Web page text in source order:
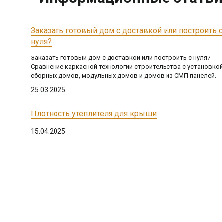
Заказать готовый дом с доставкой или построить с
нуля?
Заказать готовый дом с доставкой или построить с нуля?
Сравнение каркасной технологии строительства с
сборных домов, модульных домов и домов из СМП панелей.
25.03.2025
Плотность утеплителя для крыши
15.04.2025